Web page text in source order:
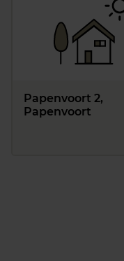
Papenvoort 2,
Papenvoort